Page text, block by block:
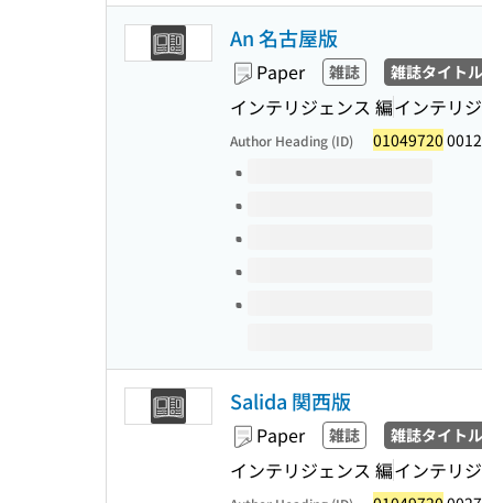
An 名古屋版
Paper 雑誌 雑誌タイトル
インテリジェンス 編インテリ
Author Heading (ID) 01049720
Volumes of this title
Salida 関西版
Paper 雑誌 雑誌タイトル
インテリジェンス 編インテリ